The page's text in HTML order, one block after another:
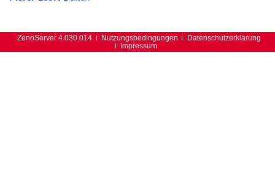
ZenoServer 4.030.014 Nutzungsbedingungen
Datenschutzerklärung
Impressum